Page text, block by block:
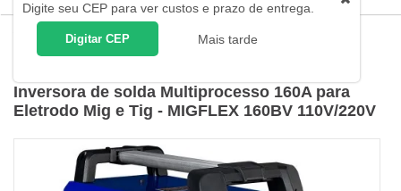
Digite seu CEP para ver custos e prazo de entrega.
Digitar CEP Mais tarde
Solda Máquinas de Solda Inversoras de Solda
Inversora de solda Multiprocesso 160A para
Eletrodo Mig e Tig - MIGFLEX 160BV 110V/220V